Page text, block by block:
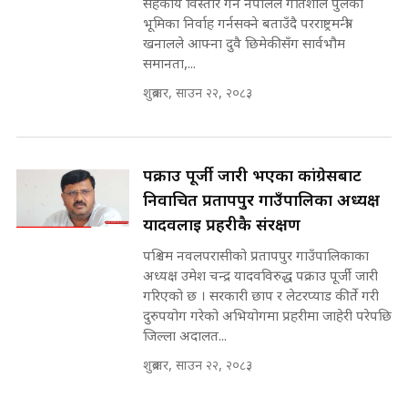
सहकारी पीडितसँग मन्त्री प्रतिभा रावलले
भनिन्–साथ दिनुहोस्, दबाब होइन ||
Sidhakura || Pratibha Rawal
रसुवाकाे भाङ्गे झरना | Bhange
SIDHAKURA ||
कहिले बन्ला चक्रपथ ? विस्तार कार्यमा
किन भइरहेछ ढिलाइ ?The Ring Road
Expansion Dilemma |
SIDHAKURA |
पटकपटक भावुक बने गृहमन्त्री सुदन
मन्त्री आउने बित्तिकै सुरु भएको थियो
SIDHAKURA ||
घुसको डिल गर्ने मन्त्रीकाे राजिनामा,
भूमिसुधार मन्त्रीलाई जोगाइदै ! ||
SIDHAKURA ||
७८ लाख घुस खाने मन्त्री ! जोगाउने
प्रधानमन्त्री ? || SIDHAKURA ||
SIDHAKURA INVESTIGATION
सहकार्य विस्तार गर्न नेपालले गतिशील पुलको
भूमिका निर्वाह गर्नसक्ने बताउँदै परराष्ट्रमन्त्री
खनालले आफ्ना दुवै छिमेकीसँग सार्वभौम
समानता,...
शुक्रबार, साउन २२, २०८३
पक्राउ पूर्जी जारी भएका कांग्रेसबाट
निर्वाचित प्रतापपुर गाउँपालिका अध्यक्ष
यादवलाई प्रहरीकै संरक्षण
पश्चिम नवलपरासीको प्रतापपुर गाउँपालिकाका
अध्यक्ष उमेश चन्द्र यादवविरुद्ध पक्राउ पूर्जी जारी
गरिएको छ । सरकारी छाप र लेटरप्याड कीर्ते गरी
दुरुपयोग गरेको अभियोगमा प्रहरीमा जाहेरी परेपछि
जिल्ला अदालत...
शुक्रबार, साउन २२, २०८३